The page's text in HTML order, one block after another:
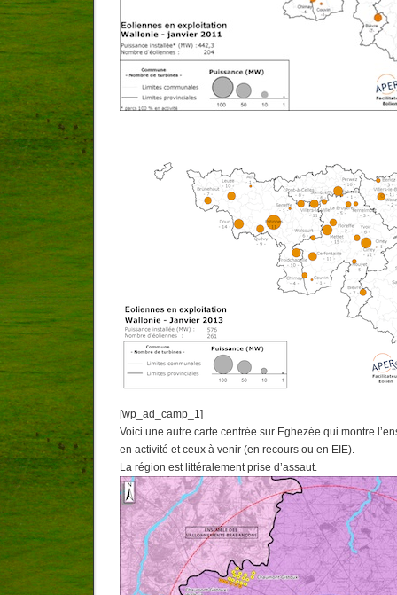
[wp_ad_camp_1]
Voici une autre carte centrée sur Eghezée qui montre
en activité et ceux à venir (en recours ou en EIE).
La région est littéralement prise d’assaut.